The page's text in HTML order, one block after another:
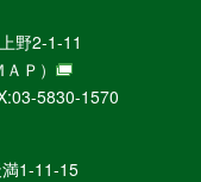
野2-1-11
ＡＰ）
5830-1570
1-11-15